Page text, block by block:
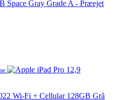
Space Gray Grade A - Præejet
Wi-Fi + Cellular 128GB Grå